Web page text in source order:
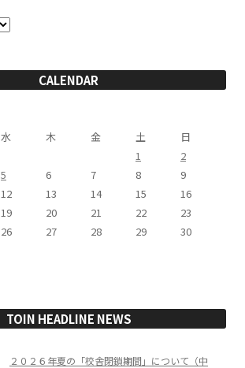
CALENDAR
水 木 金 土
日
1
2
5 6 7 8
9
12 13 14 15
16
19 20 21 22
23
26 27 28 29
30
TOIN HEADLINE NEWS
２０２６年夏の「校舎閉鎖期間」について（中